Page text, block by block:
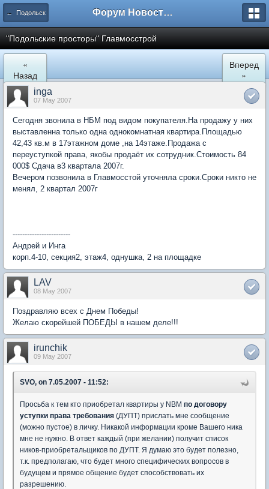
← Подольск Форум Новостройки
"Подольские просторы" Главмосстрой
«
Назад
Вперед
»
inga
07 May 2007
Сегодня звонила в НБМ под видом покупателя.На продажу у них
выставленна только одна однокомнатная квартира.Площадью
42,43 кв.м в 17этажном доме ,на 14этаже.Продажа с
переуступкой права, якобы продаёт их сотрудник.Стоимость 84
000$ Сдача в3 квартала 2007г.
Вечером позвонила в Главмосстой уточняла сроки.Сроки никто не
менял, 2 квартал 2007г
------------------------
Андрей и Инга
корп.4-10, секция2, этаж4, однушка, 2 на площадке
LAV
08 May 2007
Поздравляю всех с Днем Победы!
Желаю скорейшей ПОБЕДЫ в нашем деле!!!
irunchik
09 May 2007
SVO, on 7.05.2007 - 11:52:
Просьба к тем кто приобретал квартиры у NBM по договору
уступки права требования (ДУПТ) прислать мне сообщение
(можно пустое) в личку. Никакой информации кроме Вашего ника
мне не нужно. В ответ каждый (при желании) получит список
ников-приобретальщиков по ДУПТ. Я думаю это будет полезно,
т.к. предполагаю, что будет много специфических вопросов в
будущем и прямое общение будет способствовать их
разрешению.